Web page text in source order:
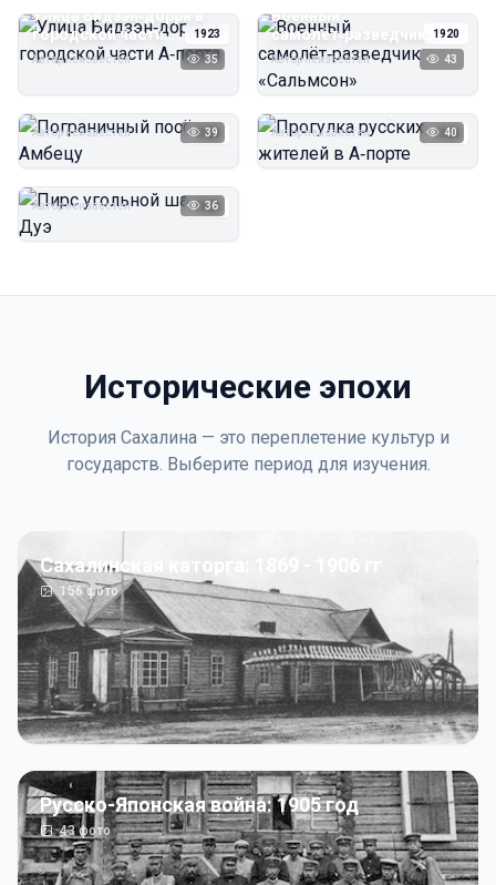
1923
Улица Бидзэн‑дорри в
городской части
А‑порта
Автор неизвестен 35
1920
Военный
самолёт‑разведчик
«Сальмсон»
Автор неизвестен 43
1923
Автор неизвестен 39 1923
Прогулка русских
Автор неизвестен 40
1923
Пирс угольной шахты
Автор неизвестен 36
Исторические эпохи
История Сахалина — это переплетение культур и
государств. Выберите период для изучения.
Сахалинская каторга: 1869 - 1906 гг
156фото
Русско-Японская война: 1905 год
43фото